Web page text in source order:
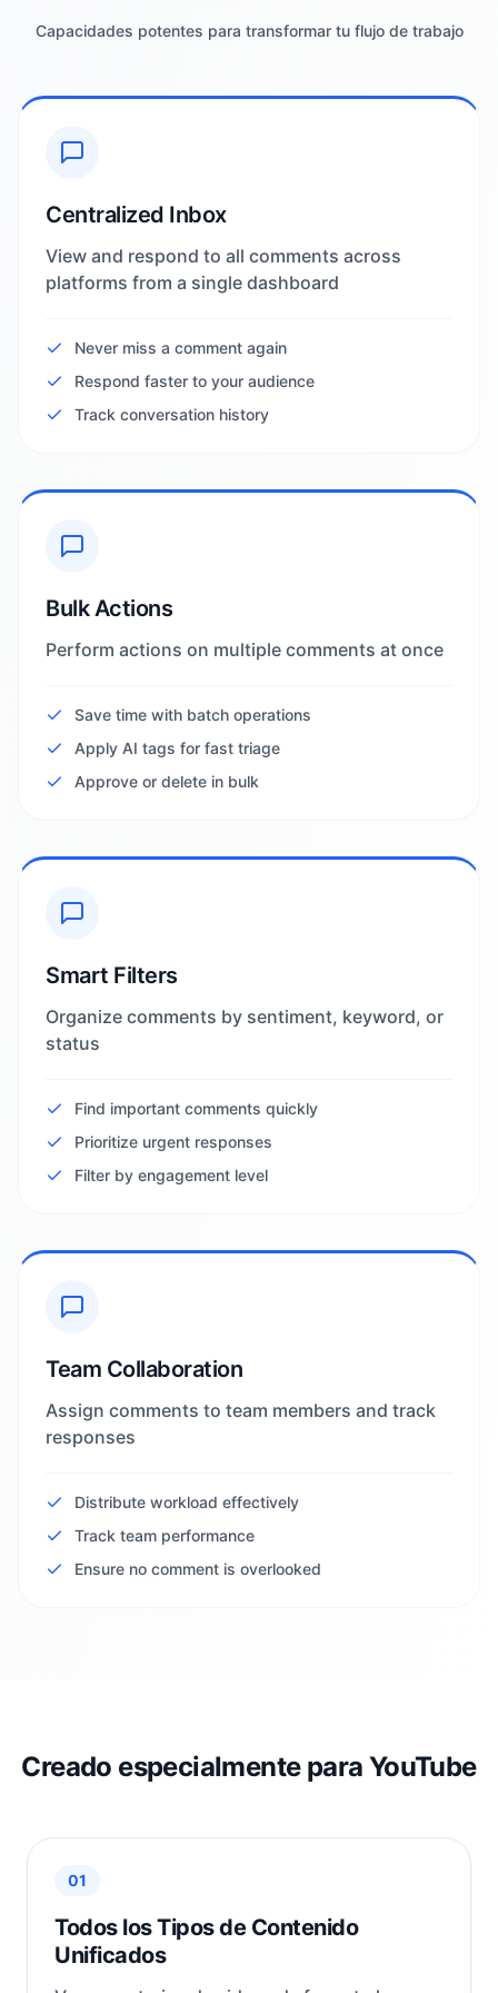
Capacidades potentes para transformar tu flujo de trabajo
Centralized Inbox
View and respond to all comments across
platforms from a single dashboard
Never miss a comment again
Respond faster to your audience
Track conversation history
Bulk Actions
Perform actions on multiple comments at once
Save time with batch operations
Apply AI tags for fast triage
Approve or delete in bulk
Smart Filters
Organize comments by sentiment, keyword, or
status
Find important comments quickly
Prioritize urgent responses
Filter by engagement level
Team Collaboration
Assign comments to team members and track
responses
Distribute workload effectively
Track team performance
Ensure no comment is overlooked
Creado especialmente para YouTube
01
Todos los Tipos de Contenido
Unificados